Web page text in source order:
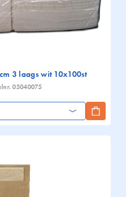
3 laags wit 10x100st
05040075